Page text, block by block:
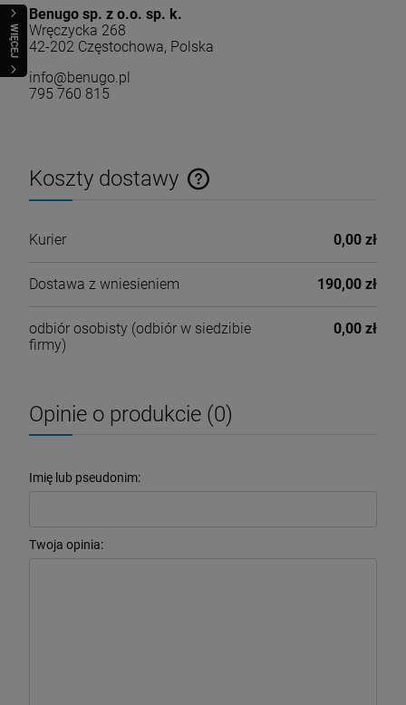
WIĘCEJ
Benugo sp. z o.o. sp. k.
Wręczycka 268
42-202 Częstochowa, Polska
info@benugo.pl
795 760 815
Koszty dostawy
Cena nie zawiera ewentualnych kosztów płatności
Kurier 0,00 zł
Dostawa z wniesieniem 190,00 zł
odbiór osobisty (odbiór w siedzibie
firmy)
0,00 zł
Opinie o produkcie (0)
Imię lub pseudonim:
Twoja opinia: